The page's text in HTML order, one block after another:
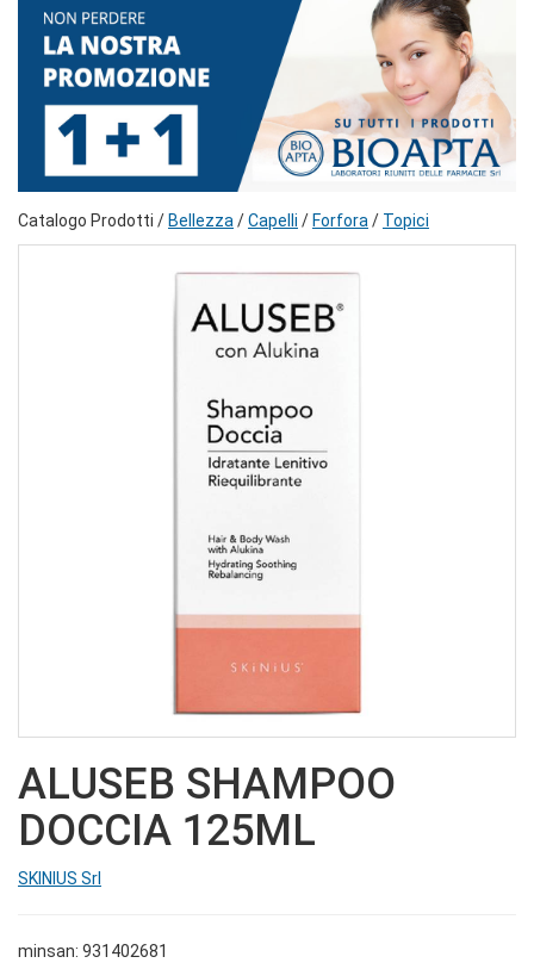
Catalogo Prodotti /Bellezza /Capelli /Forfora / Topici
ALUSEB SHAMPOO
DOCCIA 125ML
SKINIUS Srl
minsan: 931402681